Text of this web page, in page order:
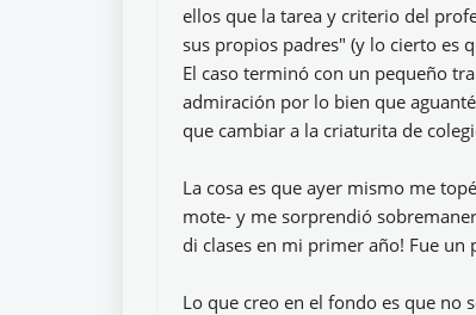
ellos que la tarea y criterio del
sus propios padres" (y lo cierto es
El caso terminó con un pequeño
admiración por lo bien que
que cambiar a la criaturita de
La cosa es que ayer mismo me
mote- y me sorprendió
di clases en mi primer año! Fue
Lo que creo en el fondo es que no